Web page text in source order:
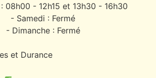
08h00 - 12h15 et 13h30 - 16h30
- Samedi : Fermé
- Dimanche : Fermé
et Durance